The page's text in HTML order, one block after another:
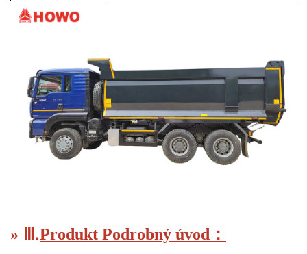
» .Produkt Podrobný úvod：